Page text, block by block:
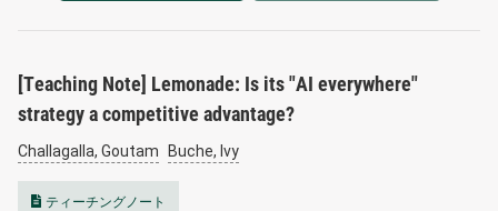
[Teaching Note] Lemonade: Is its "AI everywhere"
strategy a competitive advantage?
Challagalla, Goutam Buche, Ivy
ティーチングノート